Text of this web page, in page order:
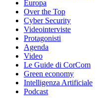
Europa
Over the Top
Cyber Security
Videointerviste
Protagonisti
Agenda
Video
Le Guide di CorCom
Green economy
Intelligenza Artificiale
Podcast